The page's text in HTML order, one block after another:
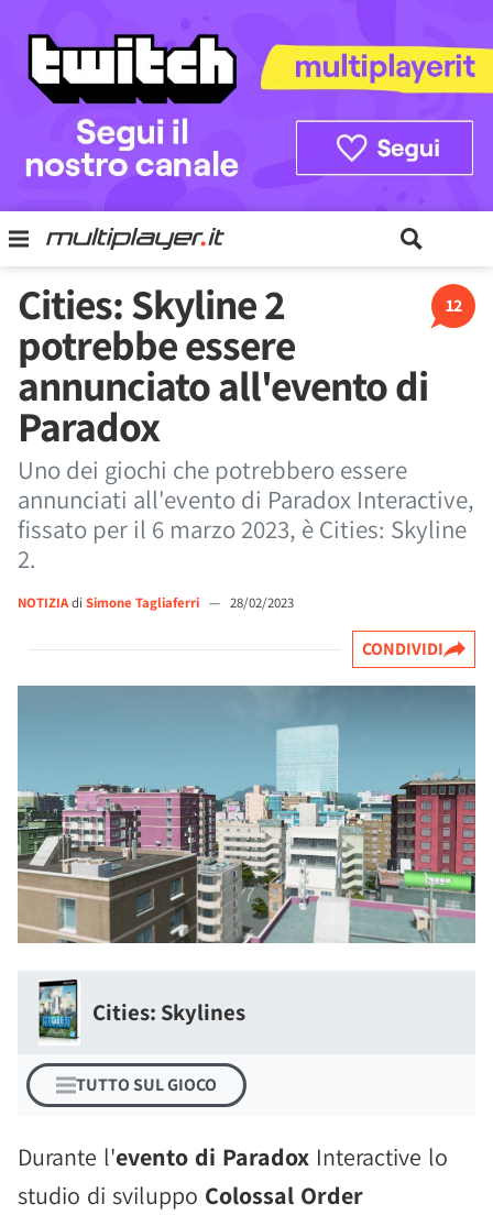
12
Cities: Skyline 2
potrebbe essere
annunciato all'evento di
Paradox
Uno dei giochi che potrebbero essere
annunciati all'evento di Paradox Interactive,
fissato per il 6 marzo 2023, è Cities: Skyline
2.
NOTIZIAdi Simone Tagliaferri — 28/02/2023
CONDIVIDI
Cities: Skylines
TUTTO SUL GIOCO
Durante l'evento di Paradox Interactive lo
studio di sviluppo Colossal Order